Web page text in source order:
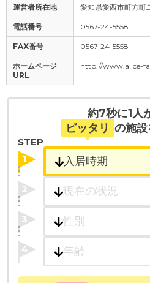
運営者所在地 愛知県愛西市町方町
電話番号 0567-24-5558
FAX番号 0567-24-5558
ホームページ
URL
http.//www.alice-
約7秒に1人
ピッタリ の施
STEP
1
2
3
4